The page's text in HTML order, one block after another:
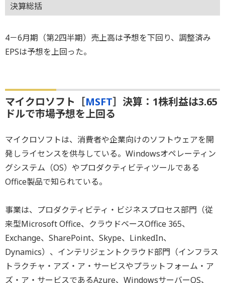
決算総括
4－6月期（第2四半期）売上高は予想を下回り、調整済み
EPSは予想を上回った。
マイクロソフト［MSFT］決算：1株利益は3.65
ドルで市場予想を上回る
マイクロソフトは、消費者や企業向けのソフトウェアを開
発しライセンスを供与している。Windowsオペレーティン
グシステム（OS）やプロダクティビティツールである
Office製品で知られている。
事業は、プロダクティビティ・ビジネスプロセス部門（従
来型Microsoft Office、クラウドベースOffice 365、
Exchange、SharePoint、Skype、LinkedIn、
Dynamics）、インテリジェントクラウド部門（インフラス
トラクチャ・アズ・ア・サービスやプラットフォーム・ア
ズ・ア・サービスであるAzure、WindowsサーバーOS、